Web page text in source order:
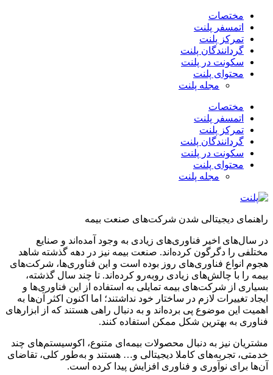
مختصات
اتمسفر پلنت
تمرکز پلنت
گردانندگان پلنت
سکونت در پلنت
محتوای پلنت
مجله پلنت
مختصات
اتمسفر پلنت
تمرکز پلنت
گردانندگان پلنت
سکونت در پلنت
محتوای پلنت
مجله پلنت
راهنمای دیجیتالی شدن شرکت‌های صنعت بیمه
در سال‌های اخیر فناوری‌های زیادی به وجود آمده‌اند و صنایع
مختلفی را دگرگون کرده‌اند. صنعت بیمه نیز در دهه گذشته شاهد
هجوم انواع فناوری‌های روز بوده است و این فناوری‌ها، شرکت‌های
بیمه را با چالش‌های زیادی روبه‌رو کرده‌اند. تا چند سال گذشته،
بسیاری از شرکت‌های بیمه تمایلی به استفاده از این فناوری‌ها و
ایجاد تغییرات لازم در ساختار خود نداشتند؛ اما اکنون اکثر آن‌ها به
اهمیت این موضوع پی برده‌اند و به دنبال راهی هستند که از ابزارهای
فناوری به بهترین شکل ممکن استفاده کنند.
مشتریان نیز به دنبال محصولات بیمه‌ای متنوع، اکوسیستم‌های چند
خدمتی، تجربه‌های کاملا دیجیتالی و… هستند و به‌طور کلی، تقاضای
آن‌ها برای نوآوری و فناوری افزایش پیدا کرده است.